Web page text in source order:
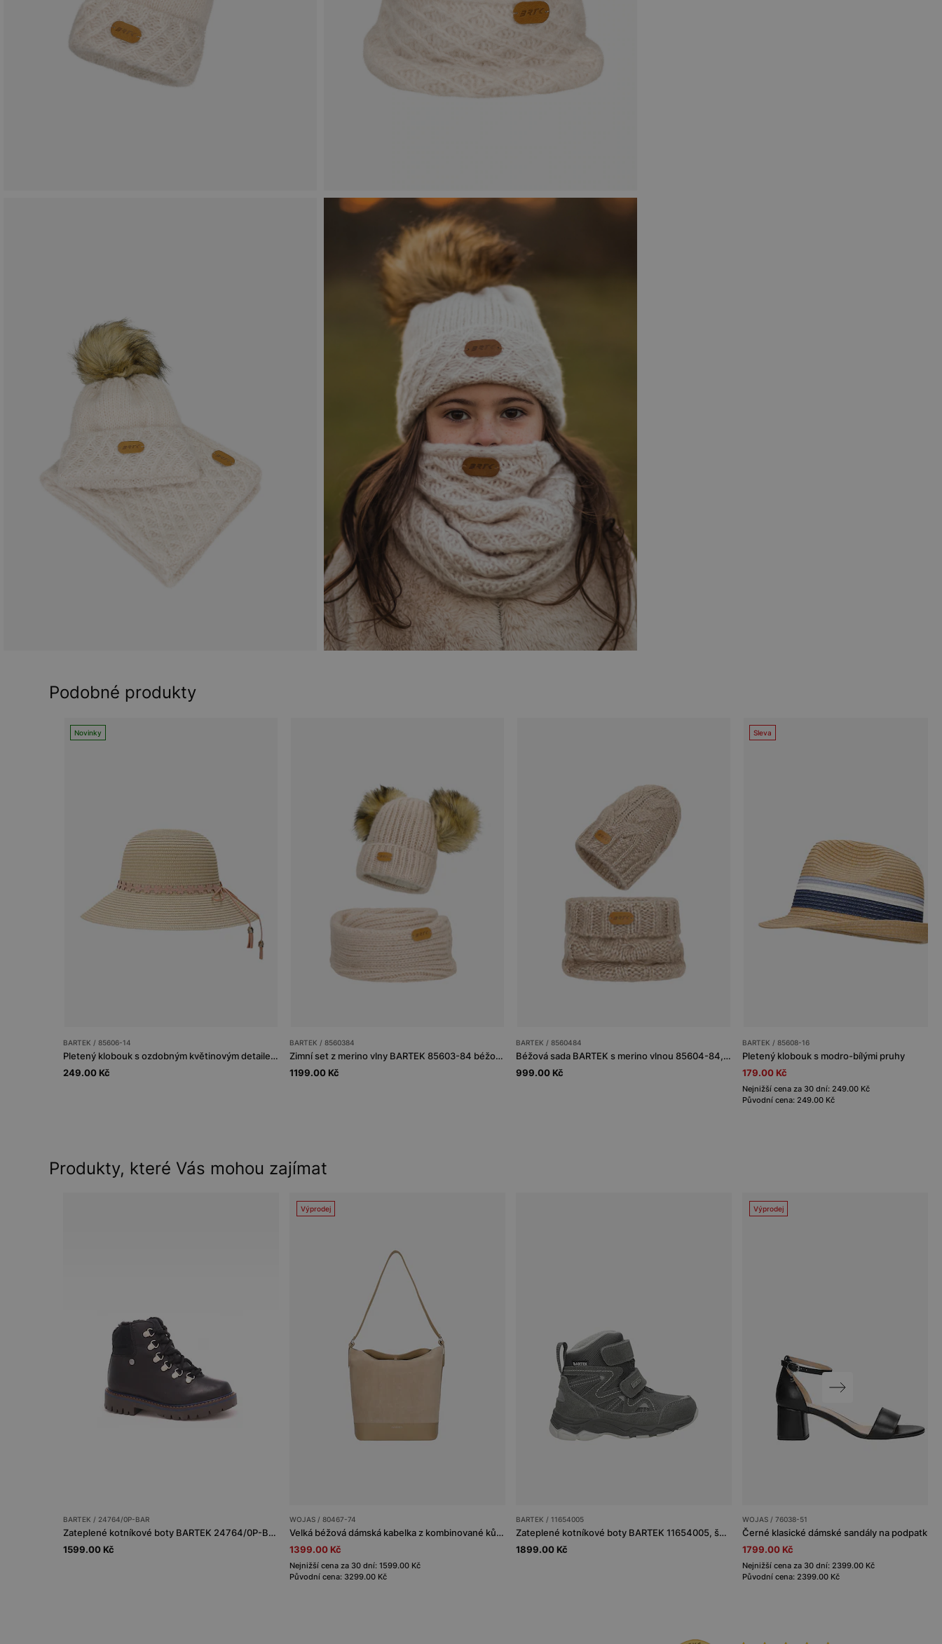
Podobné produkty
Novinky
BARTEK / 85606-14
Pletený klobouk s ozdobným květinovým detailem BARTEK 85606-14
249.00 Kč
BARTEK / 8560384
Zimní set z merino vlny BARTEK 85603-84 béžová čepice se dvěma bambulkami a nákrčník
1199.00 Kč
BARTEK / 8560484
Béžová sada BARTEK s merino vlnou 85604-84, čepice + nákrčník
999.00 Kč
Sleva
BARTEK / 85608-16
Pletený klobouk s modro-bílými pruhy
179.00 Kč
Nejnižší cena za 30 dní: 249.00 Kč
Původní cena: 249.00 Kč
Produkty, které Vás mohou zajímat
BARTEK / 24764/0P-BAR
Zateplené kotníkové boty BARTEK 24764/0P-BAR, černé
1599.00 Kč
Výprodej
WOJAS / 80467-74
Velká béžová dámská kabelka z kombinované kůže
1399.00 Kč
Nejnižší cena za 30 dní: 1599.00 Kč
Původní cena: 3299.00 Kč
BARTEK / 11654005
Zateplené kotníkové boty BARTEK 11654005, šedé
1899.00 Kč
Výprodej
WOJAS / 76038-51
Černé klasické dámské sandály na podpatku
1799.00 Kč
Nejnižší cena za 30 dní: 2399.00 Kč
Původní cena: 2399.00 Kč